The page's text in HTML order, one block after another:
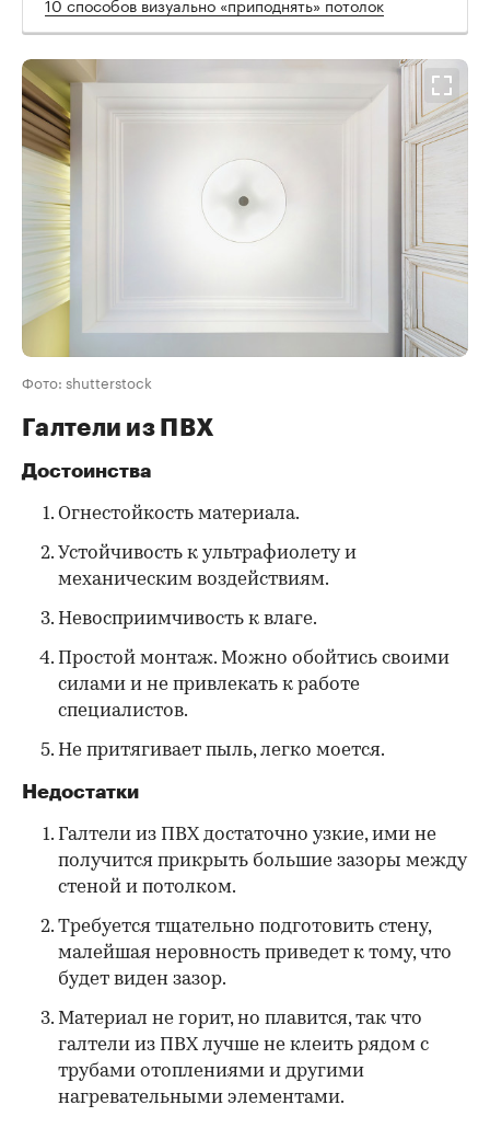
10 способов визуально «приподнять» потолок
Фото: shutterstock
Галтели из ПВХ
Достоинства
Огнестойкость материала.
Устойчивость к ультрафиолету и
механическим воздействиям.
Невосприимчивость к влаге.
Простой монтаж. Можно обойтись своими
силами и не привлекать к работе
специалистов.
Не притягивает пыль, легко моется.
Недостатки
Галтели из ПВХ достаточно узкие, ими не
получится прикрыть большие зазоры между
стеной и потолком.
Требуется тщательно подготовить стену,
малейшая неровность приведет к тому, что
будет виден зазор.
Материал не горит, но плавится, так что
галтели из ПВХ лучше не клеить рядом с
трубами отоплениями и другими
нагревательными элементами.